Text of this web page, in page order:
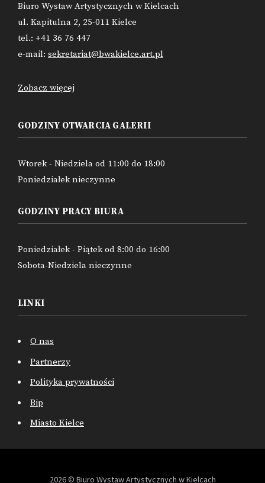
Biuro Wystaw Artystycznych w Kielcach
ul. Kapitulna 2, 25-011 Kielce
tel.: +41 36 76 447
e-mail: sekretariat@bwakielce.art.pl
Zobacz więcej
GODZINY OTWARCIA GALERII
Wtorek - Niedziela od 11:00 do 18:00
Poniedziałek nieczynne
GODZINY PRACY BIURA
Poniedziałek - Piątek od 8:00 do 16:00
Sobota-Niedziela nieczynne
LINKI
O nas
Partnerzy
Polityka prywatności
Bip
Miasto Kielce
2026 © Biuro Wystaw Artystycznych w Kielcach